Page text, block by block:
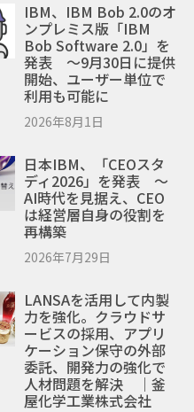
IBM、IBM Bob 2.0のオ
ンプレミス版「IBM
Bob Software 2.0」を
発表 ～9月30日に提供
開始、ユーザー単位で
利用も可能に
2026年8月1日
日本IBM、「CEOスタ
ディ2026」を発表 ～
AI時代を見据え、CEO
は経営層自身の役割を
再構築
2026年7月29日
LANSAを活用して内製
力を強化。クラウドサ
ービスの採用、アプリ
ケーション保守の外部
委託、開発力の強化で
人材問題を解決 ｜釜
屋化学工業株式会社